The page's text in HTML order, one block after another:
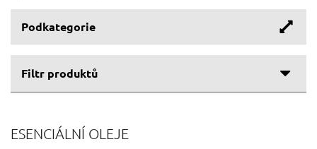
Podkategorie
Filtr produktů
Objem
ESENCIÁLNÍ OLEJE